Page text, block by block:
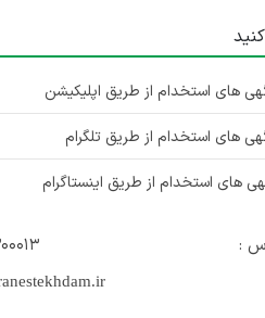
های استخدام از طریق اپلیکیشن
های استخدام از طریق تلگرام
های استخدام از طریق اینستاگرام
:
۰۲۱-